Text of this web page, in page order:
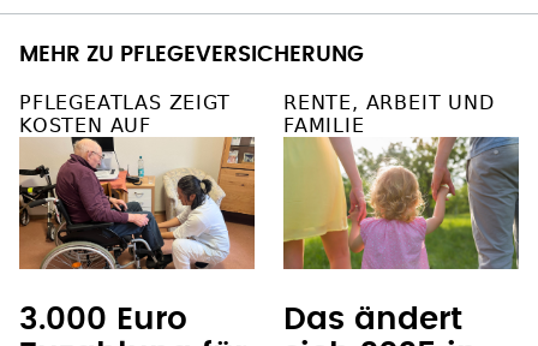
MEHR ZU PFLEGEVERSICHERUNG
PFLEGEATLAS ZEIGT
KOSTEN AUF
3.000 Euro
RENTE, ARBEIT UND
FAMILIE
Das ändert